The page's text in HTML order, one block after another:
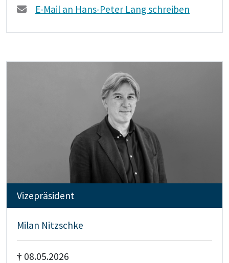
E-Mail an Hans-Peter Lang schreiben
Vizepräsident
Milan Nitzschke
† 08.05.2026